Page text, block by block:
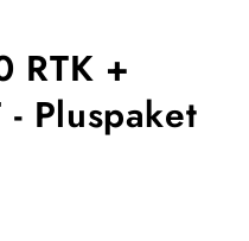
RTK +
Pluspaket